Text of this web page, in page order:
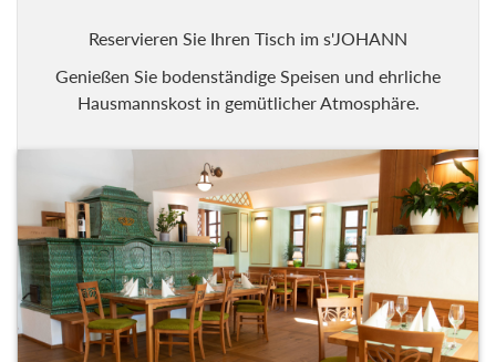
Reservieren Sie Ihren Tisch im s'JOHANN
Genießen Sie bodenständige Speisen und ehrliche
Hausmannskost in gemütlicher Atmosphäre.